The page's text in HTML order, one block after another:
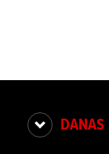
DANAS